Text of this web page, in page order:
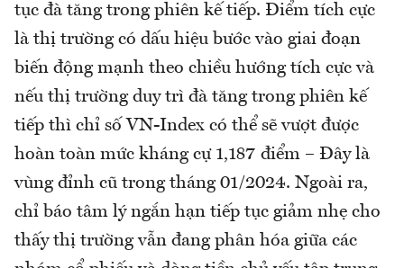
tục đà tăng trong phiên kế tiếp. Điểm tích cực
là thị trường có dấu hiệu bước vào giai đoạn
biến động mạnh theo chiều hướng tích cực và
nếu thị trường duy trì đà tăng trong phiên kế
tiếp thì chỉ số VN-Index có thể sẽ vượt được
hoàn toàn mức kháng cự 1,187 điểm – Đây là
vùng đỉnh cũ trong tháng 01/2024. Ngoài ra,
chỉ báo tâm lý ngắn hạn tiếp tục giảm nhẹ cho
thấy thị trường vẫn đang phân hóa giữa các